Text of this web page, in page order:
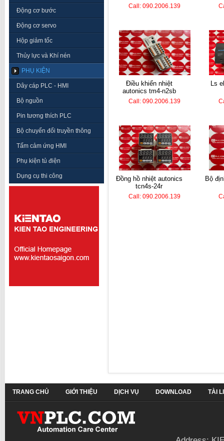
Động cơ bước
Động cơ servo
Hộp giảm tốc
Thủy lực và Khí nén
PHỤ KIỆN
Dây cáp PLC - HMI
Bộ nguồn
Pin tương thích PLC
Bộ chuyển đổi truyền thông
Tấm cảm ứng HMI
Phụ kiện tủ điện
Dụng cụ thi công
Call: 090.2006.139
điều khiển nhiệt
autonics tm4-n2sb
Call: 090.2006.139
ls electric plc k7m-
đồng hồ nhiệt autonics
tcn4s-24r
Call: 090.2006.139
bộ định thời koino ktm-
TRANG CHỦ GIỚI THIỆU DỊCH VỤ DOWNLOAD TÀI